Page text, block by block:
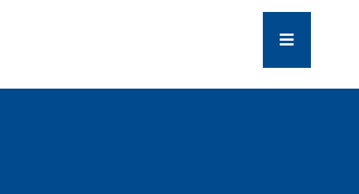
Navegación
de
palanca
COMPANY